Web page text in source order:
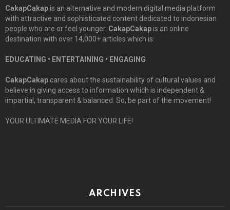
CakapCakapis an alternative and modern digital media platform
with attractive and sophisticated content dedicated to Indonesian
people who are or feel younger. CakapCakapis an online
destination with over 14,000+ articles which is:
EDUCATING • ENTERTAINING • ENGAGING
CakapCakap cares about the sustainability of cultural values and
believe in giving access to information which is independent &
impartial, transparent & balanced. So, be part of the movement!
YOUR ULTIMATE MEDIA FOR YOUR LIFE!
ARCHIVES